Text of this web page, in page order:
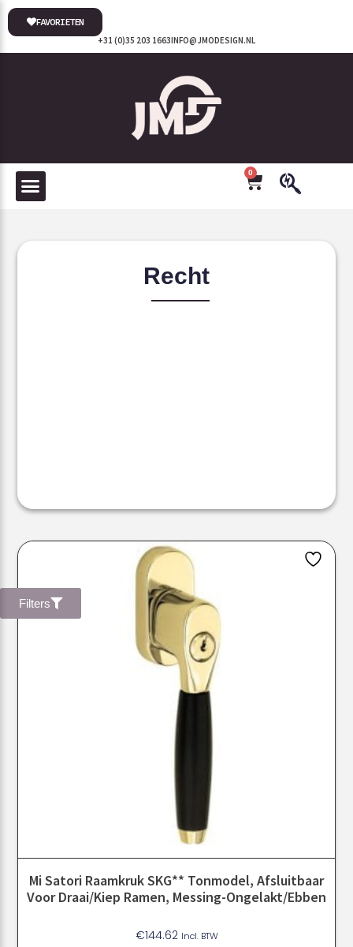
INFO@JMODESIGN.NL
+31 (0)35 203 1663
FAVORIETEN
0
Recht
Filters
Mi Satori Raamkruk SKG** Tonmodel, Afsluitbaar
Voor Draai/kiep Ramen, Messing-Ongelakt/ebben
€144.62 Incl. BTW